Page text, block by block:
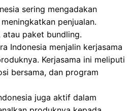
sering mengadakan
penjualan.
paket bundling.
Indonesia menjalin kerjasama
Kerjasama ini meliputi
bersama, dan program
juga aktif dalam